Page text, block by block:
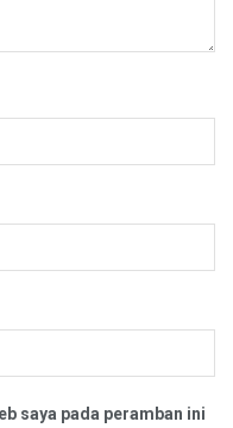
saya pada peramban ini